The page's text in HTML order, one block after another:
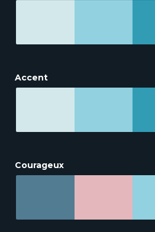
Accent
Courageux